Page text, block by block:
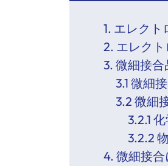
1. エレクト
2. エレク
3. 微細接
3.1 微細
3.2 微細
3.2.1
3.2.2
4. 微細接